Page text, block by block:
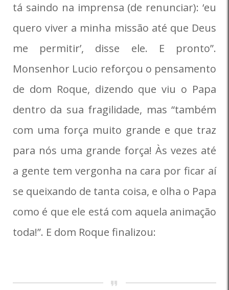
tá saindo na imprensa (de renunciar): ‘eu
quero viver a minha missão até que Deus
me permitir’, disse ele. E pronto”.
Monsenhor Lucio reforçou o pensamento
de dom Roque, dizendo que viu o Papa
dentro da sua fragilidade, mas “também
com uma força muito grande e que traz
para nós uma grande força! Às vezes até
a gente tem vergonha na cara por ficar aí
se queixando de tanta coisa, e olha o Papa
como é que ele está com aquela animação
toda!”. E dom Roque finalizou: